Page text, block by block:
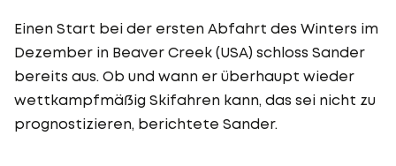
Einen Start bei der ersten Abfahrt des Winters im
Dezember in Beaver Creek (USA) schloss Sander
bereits aus. Ob und wann er überhaupt wieder
wettkampfmäßig Skifahren kann, das sei nicht zu
prognostizieren, berichtete Sander.